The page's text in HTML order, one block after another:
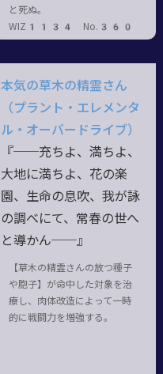
と死ぬ。
WIZ1134 No.360
本気の草木の精霊さん
（プラント・エレメンタ
ル・オーバードライブ）
『──充ちよ、満ちよ、
大地に満ちよ、花の楽
園、生命の息吹、我が詠
の調べにて、常春の世へ
と導かん──』
【草木の精霊さんの放つ種子
や胞子】が命中した対象を治
療し、肉体改造によって一時
的に戦闘力を増強する。